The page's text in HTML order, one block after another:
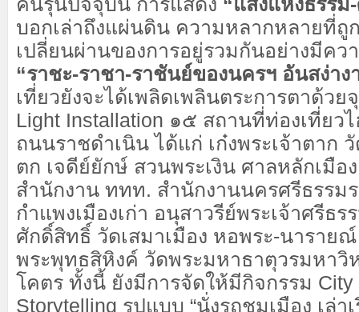
บอกเล่าถึงแผ่นดิน ความหลากหลายที่ถู
เปลี่ยนผ่านของการอยู่รวมกันอย่างมีคว
“ราชะ-ราชา-ราชันย์ของนครฯ อันสง่าง
เที่ยวยังจะได้เพลิดเพลินตระการตาด้วย
Light Installation ๑๕ สถานที่ท่องเที่ยว
ถนนราชดำเนิน ได้แก่ เก๋งพระเจ้าตาก
ตก เจดีย์ยักษ์ สวนพระเงิน ศาลหลักเมือ
สำนักงาน ททท. สำนักงานนครศรีธรรม
กำแพงเมืองเก่า อนุสาวรีย์พระเจ้าศรีธ
ศักดิ์สิทธิ์ วัดเสมาเมือง หอพระ-นาราย
พระพุทธสิหิงค์ วัดพระมหาธาตุวรมหาวิ
โคตร ทั้งนี้ ยังมีการจัดให้มีกิจกรรม City
Storytelling รูปแบบ “นั่งรถชมเมือง เล่า